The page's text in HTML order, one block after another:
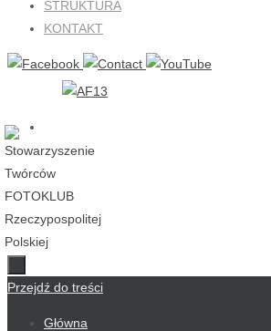
STRUKTURA
KONTAKT
Przejdź do treści
Główna